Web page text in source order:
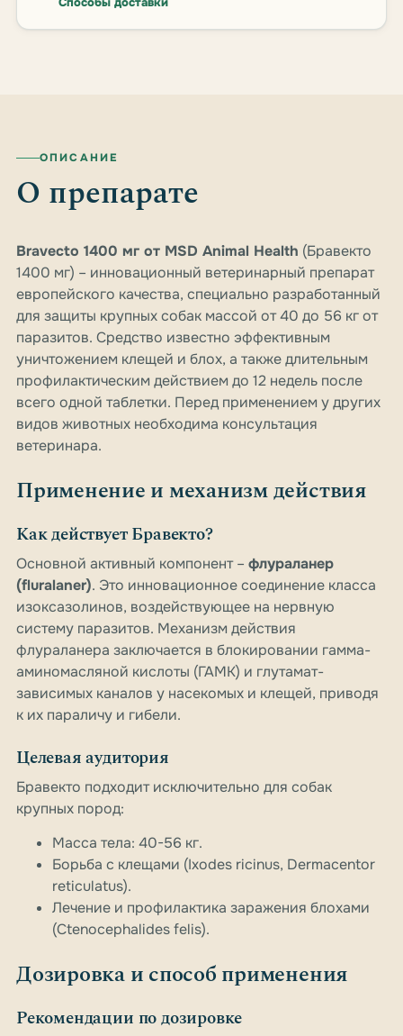
ОПИСАНИЕ
О препарате
Bravecto 1400 мг от MSD Animal Health (Бравекто
1400 мг) – инновационный ветеринарный препарат
европейского качества, специально разработанный
для защиты крупных собак массой от 40 до 56 кг от
паразитов. Средство известно эффективным
уничтожением клещей и блох, а также длительным
профилактическим действием до 12 недель после
всего одной таблетки. Перед применением у других
видов животных необходима консультация
ветеринара.
Применение и механизм действия
Как действует Бравекто?
Основной активный компонент – флураланер
(fluralaner). Это инновационное соединение класса
изоксазолинов, воздействующее на нервную
систему паразитов. Механизм действия
флураланера заключается в блокировании гамма-
аминомасляной кислоты (ГАМК) и глутамат-
зависимых каналов у насекомых и клещей, приводя
к их параличу и гибели.
Целевая аудитория
Бравекто подходит исключительно для собак
крупных пород:
Масса тела: 40-56 кг.
Борьба с клещами (Ixodes ricinus, Dermacentor
reticulatus).
Лечение и профилактика заражения блохами
(Ctenocephalides felis).
Дозировка и способ применения
Рекомендации по дозировке